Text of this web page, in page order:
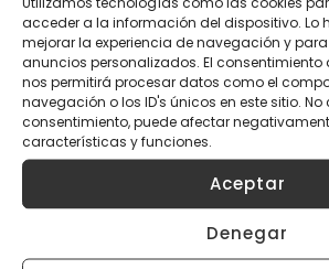
acceder a la información del dispositivo. Lo
mejorar la experiencia de navegación y
anuncios personalizados. El
nos permitirá procesar datos como el
navegación o los ID's únicos en este sitio. No
consentimiento, puede afectar
características y funciones.
Aceptar
Denegar
Una nueva operación de
venta en el sector del
viajeros por carretera: Un
WIN en toda regla tras un